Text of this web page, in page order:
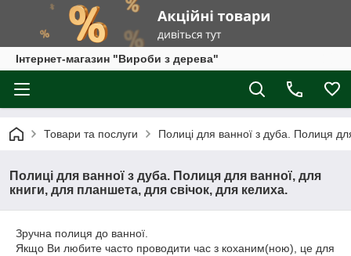
Інтернет-магазин "Вироби з дерева"
Товари та послуги Полиці для ванної з дуба. Полиця
Полиці для ванної з дуба. Полиця для ванної, для
книги, для планшета, для свічок, для келиха.
Зручна полиця до ванної.
Якщо Ви любите часто проводити час з коханим(ною), це для